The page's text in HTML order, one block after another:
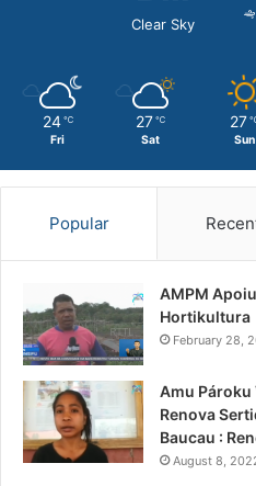
Clear Sky
24 ℃
Fri
27 ℃
Sat
27
Sun
Popular
AMPM
Hortikultura
February 28,
Amu Pároku
Renova
Baucau :
August 8,